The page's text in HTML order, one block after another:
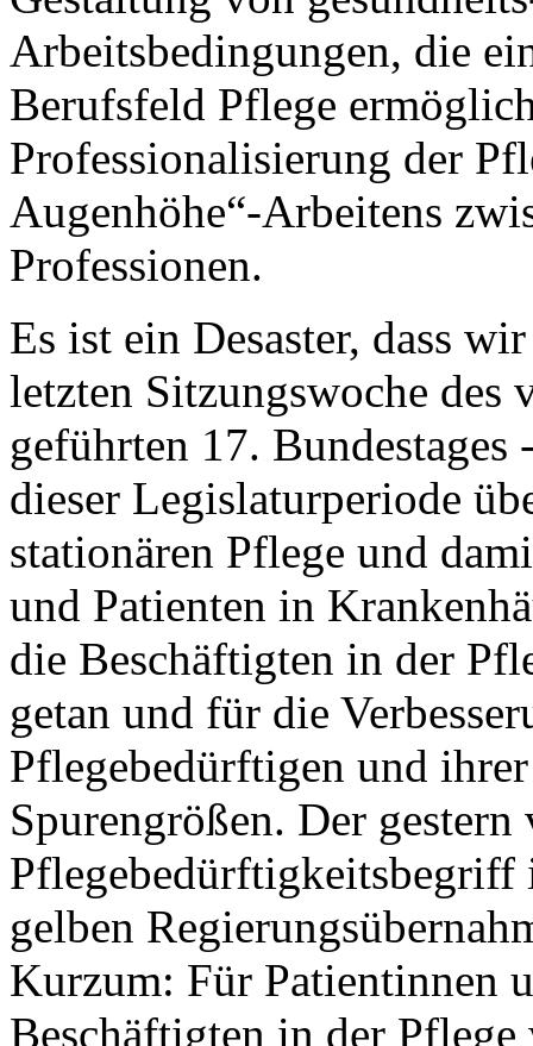
Arbeitsbedingungen, die
Berufsfeld Pflege
Professionalisierung der
Augenhöhe“-Arbeitens
Professionen.
Es ist ein Desaster, dass
letzten Sitzungswoche
geführten 17.
dieser Legislaturperiode
stationären Pflege und
und Patienten in
die Beschäftigten in der
getan und für die
Pflegebedürftigen und
Spurengrößen. Der
Pflegebedürftigkeitsbegriff
gelben
Kurzum: Für Patientinnen
Beschäftigten in der